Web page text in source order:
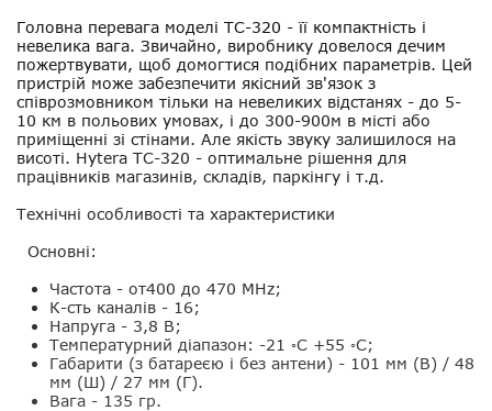
Головна перевага моделі TC-320 - її компактність і
невелика вага. Звичайно, виробнику довелося дечим
пожертвувати, щоб домогтися подібних параметрів. Цей
пристрій може забезпечити якісний зв'язок з
співрозмовником тільки на невеликих відстанях - до 5-
10 км в польових умовах, і до 300-900м в місті або
приміщенні зі стінами. Але якість звуку залишилося на
висоті. Hytera TC-320 - оптимальне рішення для
працівників магазинів, складів, паркінгу і т.д.
Технічні особливості та характеристики
Основні:
Частота - от400 до 470 MHz;
К-сть каналів - 16;
Напруга - 3,8 В;
Температурний діапазон: -21 ◦C +55 ◦C;
Габарити (з батареєю і без антени) - 101 мм (В) / 48
мм (Ш) / 27 мм (Г).
Вага - 135 гр.